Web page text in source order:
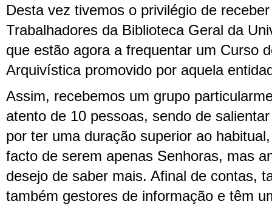
Desta vez tivemos o privilégio de
Trabalhadores da Biblioteca Geral da
que estão agora a frequentar um Curso
Arquivística promovido por aquela
Assim, recebemos um grupo
atento de 10 pessoas, sendo de
por ter uma duração superior ao
facto de serem apenas Senhoras, mas
desejo de saber mais. Afinal de contas,
também gestores de informação e têm